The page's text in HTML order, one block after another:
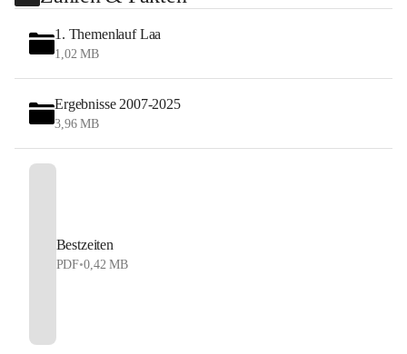
1. Themenlauf Laa
1,02 MB
Ergebnisse 2007-2025
3,96 MB
Bestzeiten
PDF•0,42 MB